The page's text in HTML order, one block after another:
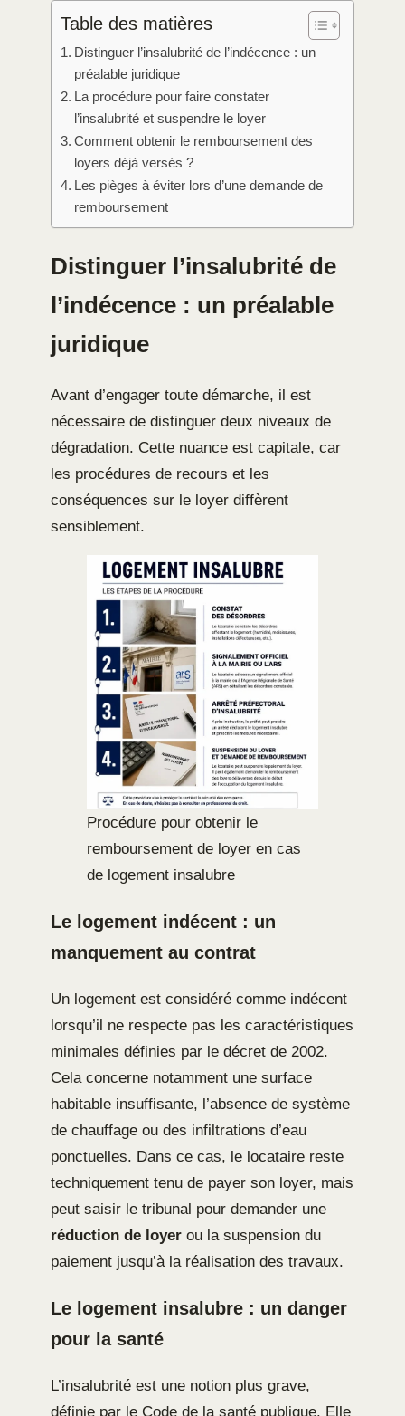
Table des matières
Distinguer l’insalubrité de l’indécence : un
préalable juridique
La procédure pour faire constater
l’insalubrité et suspendre le loyer
Comment obtenir le remboursement des
loyers déjà versés ?
Les pièges à éviter lors d’une demande de
remboursement
Distinguer l’insalubrité de
l’indécence : un préalable
juridique
Avant d’engager toute démarche, il est
nécessaire de distinguer deux niveaux de
dégradation. Cette nuance est capitale, car
les procédures de recours et les
conséquences sur le loyer diffèrent
sensiblement.
Procédure pour obtenir le
remboursement de loyer en cas
de logement insalubre
Le logement indécent : un
manquement au contrat
Un logement est considéré comme indécent
lorsqu’il ne respecte pas les caractéristiques
minimales définies par le décret de 2002.
Cela concerne notamment une surface
habitable insuffisante, l’absence de système
de chauffage ou des infiltrations d’eau
ponctuelles. Dans ce cas, le locataire reste
techniquement tenu de payer son loyer, mais
peut saisir le tribunal pour demander une
réduction de loyer ou la suspension du
paiement jusqu’à la réalisation des travaux.
Le logement insalubre : un danger
pour la santé
L’insalubrité est une notion plus grave,
définie par le Code de la santé publique. Elle